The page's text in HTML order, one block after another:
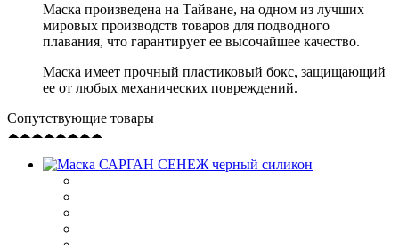
Маска произведена на Тайване, на одном из лучших
мировых производств товаров для подводного
плавания, что гарантирует ее высочайшее качество.
Маска имеет прочный пластиковый бокс, защищающий
ее от любых механических повреждений.
Сопутствующие товары